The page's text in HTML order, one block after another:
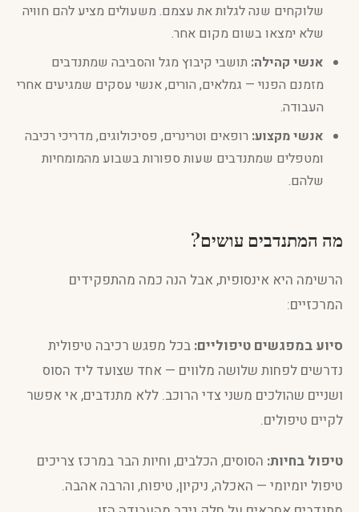
שלוקחים שנה לגלות את עצמם. משעולים מציע להם חוויה
שלא ימצאו בשום מקום אחר.
אנשי קהילה: תושבי קיבוץ מגל והסביבה שמתנדבים
מזמנם הפנוי — גמלאים, הורים, אנשי עסקים שמגיעים אחרי
העבודה.
אנשי מקצוע: רופאים וטרינרים, פסיכולוגים, מדריכי רכיבה
ומטפלים שמתנדבים שעות ספורות בשבוע מהמומחיות
שלהם.
מה המתנדבים עושים?
הרשימה היא אינסופית, אבל הנה כמה מהתפקידים
המרכזיים:
סיוע במפגשים טיפוליים: בכל מפגש רכיבה טיפולית
נדרשים לפחות שלושה מלווים — אחד שצועד ליד הסוס
ושניים שהולכים משני צדי הרוכב. ללא מתנדבים, אי אפשר
לקיים טיפולים.
טיפול בחיות: הסוסים, הכלבים, וחיות הבר במרכז צריכים
טיפול יומיומי — האכלה, ניקיון, טיפוח, והרבה אהבה.